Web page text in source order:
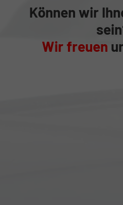
Können wir
Wir freuen